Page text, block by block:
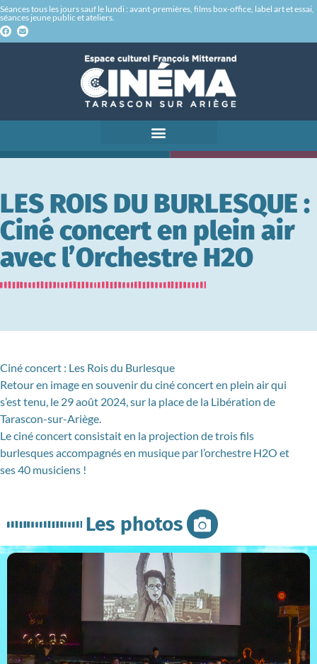
Séances tous les jours sauf le lundi : avant-premières, films box-office, label art et essai,
séances jeune public et ateliers.
LES ROIS DU BURLESQUE :
Ciné concert en plein air
avec l’Orchestre H2O
Ciné concert : Les Rois du Burlesque
Retour en image en souvenir du ciné concert en plein air qui
s’est tenu, le 29 août 2024, sur la place de la Libération de
Tarascon-sur-Ariège.
Le ciné concert consistait en la projection de trois fils
burlesques accompagnés en musique par l’orchestre H2O et
ses 40 musiciens !
Les photos